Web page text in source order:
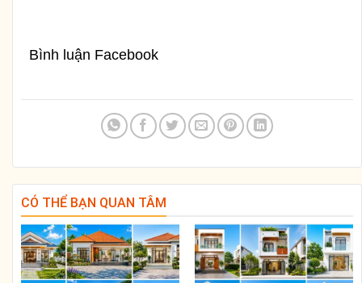
Bình luận Facebook
CÓ THỂ BẠN QUAN TÂM